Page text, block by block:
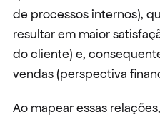
de processos internos),
resultar em maior
do cliente) e,
vendas (perspectiva
Ao mapear essas